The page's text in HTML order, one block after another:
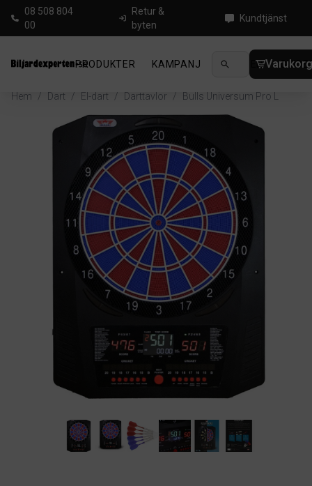
08 508 804
00
Retur &
byten
Kundtjänst
PRODUKTER KAMPANJ NYHETER
Hem / Dart / El-dart / Darttavlor / Bulls Universum Pro L